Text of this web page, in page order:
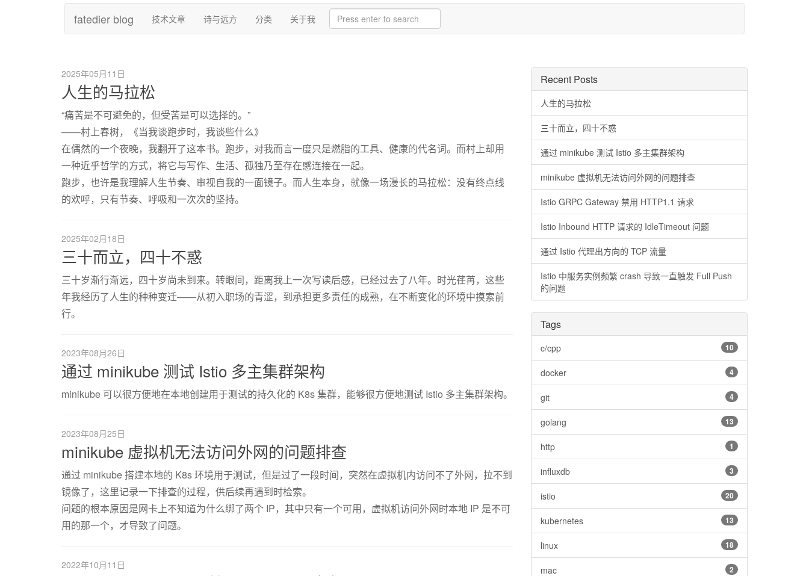
fatedier blog 技术文章 诗与远方 分类 关于我
2025年05月11日
人生的马拉松
“痛苦是不可避免的，但受苦是可以选择的。”
——村上春树，《当我谈跑步时，我谈些什么》
在偶然的一个夜晚，我翻开了这本书。跑步，对我而言一度只是燃脂的工具、健康的代名词。而村上却用
一种近乎哲学的方式，将它与写作、生活、孤独乃至存在感连接在一起。
跑步，也许是我理解人生节奏、审视自我的一面镜子。而人生本身，就像一场漫长的马拉松：没有终点线
的欢呼，只有节奏、呼吸和一次次的坚持。
2025年02月18日
三十而立，四十不惑
三十岁渐行渐远，四十岁尚未到来。转眼间，距离我上一次写读后感，已经过去了八年。时光荏苒，这些
年我经历了人生的种种变迁——从初入职场的青涩，到承担更多责任的成熟，在不断变化的环境中摸索前
行。
2023年08月26日
通过 minikube 测试 Istio 多主集群架构
minikube 可以很方便地在本地创建用于测试的持久化的 K8s 集群，能够很方便地测试 Istio 多主集群架构。
2023年08月25日
minikube 虚拟机无法访问外网的问题排查
通过 minikube 搭建本地的 K8s 环境用于测试，但是过了一段时间，突然在虚拟机内访问不了外网，拉不到
镜像了，这里记录一下排查的过程，供后续再遇到时检索。
问题的根本原因是网卡上不知道为什么绑了两个 IP，其中只有一个可用，虚拟机访问外网时本地 IP 是不可
用的那一个，才导致了问题。
2022年10月11日
Recent Posts
人生的马拉松
三十而立，四十不惑
通过 minikube 测试 Istio 多主集群架构
minikube 虚拟机无法访问外网的问题排查
Istio GRPC Gateway 禁用 HTTP1.1 请求
Istio Inbound HTTP 请求的 IdleTimeout 问题
通过 Istio 代理出方向的 TCP 流量
Istio 中服务实例频繁 crash 导致一直触发 Full Push
的问题
Tags
10
c/cpp
4
docker
4
git
13
golang
1
http
3
influxdb
20
istio
13
kubernetes
18
linux
2
mac